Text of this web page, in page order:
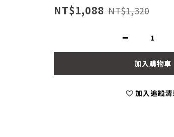
NT$1,088 NT$1,320
加入購物車
加入追蹤清